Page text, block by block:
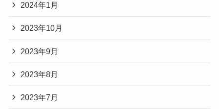
2024年1月
2023年10月
2023年9月
2023年8月
2023年7月